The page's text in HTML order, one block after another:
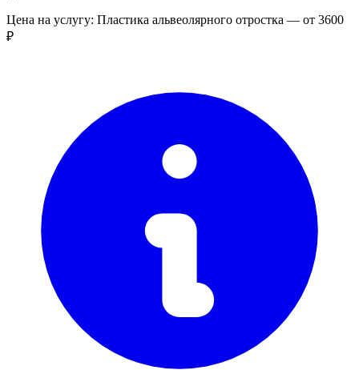
Цена на услугу: Пластика альвеолярного отростка — от 3600
₽